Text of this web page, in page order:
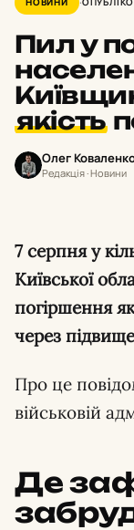
Пил у
якість
Олег
Редакція · Новини
7 серпня у кількох населених пунктах
Київської
погіршення
через
Про це
військовій
Де